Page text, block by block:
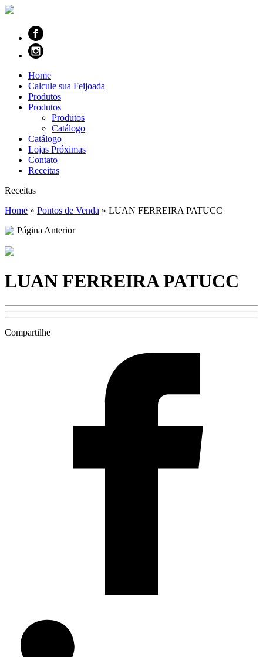
Home
Calcule sua Feijoada
Produtos
Produtos
Produtos
Catálogo
Catálogo
Lojas Próximas
Contato
Receitas
Receitas
Home » Pontos de Venda » LUAN FERREIRA PATUCC
Página Anterior
LUAN FERREIRA PATUCC
Compartilhe